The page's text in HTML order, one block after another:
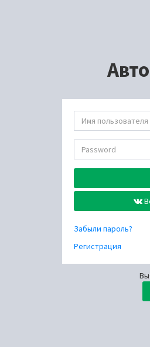
Забыли пароль?
Регистрация